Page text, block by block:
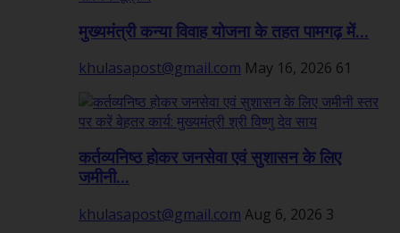
मुख्यमंत्री कन्या विवाह योजना के तहत पामगढ़ में...
khulasapost@gmail.com May 16, 2026 61
कर्तव्यनिष्ठ होकर जनसेवा एवं सुशासन के लिए
जमीनी...
khulasapost@gmail.com Aug 6, 2026 3